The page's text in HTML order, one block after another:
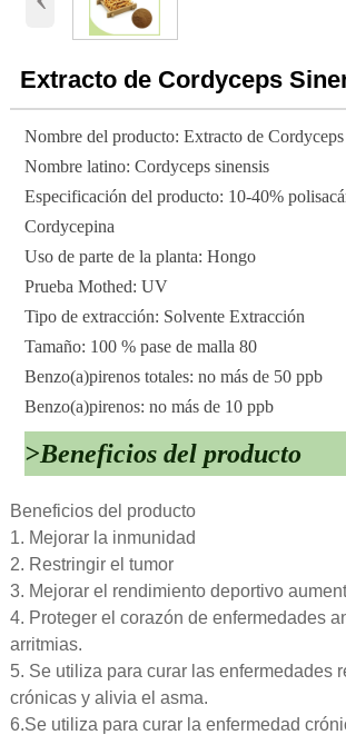
Extracto de Cordyceps
Nombre del producto: Extracto de Cordyceps
Nombre latino: Cordyceps sinensis
Especificación del producto: 10-40%
Cordycepina
Uso de parte de la planta: Hongo
Prueba Mothed: UV
Tipo de extracción: Solvente Extracción
Tamaño: 100 % pase de malla 80
Benzo(a)pirenos totales: no más de 50 ppb
Benzo(a)pirenos: no más de 10 ppb
>Beneficios del producto
Beneficios del producto
1. Mejorar la inmunidad
2. Restringir el tumor
3. Mejorar el rendimiento deportivo
4. Proteger el corazón de enfermedades
arritmias.
5. Se utiliza para curar las enfermedades
crónicas y alivia el asma.
6.Se utiliza para curar la enfermedad